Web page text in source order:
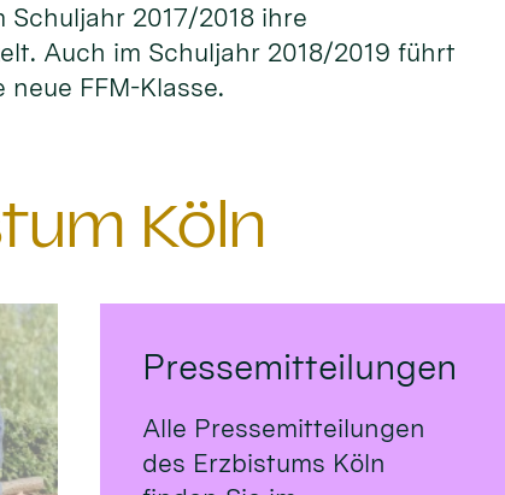
2017/2018 ihre
Auch im Schuljahr 2018/2019 führt
FFM-Klasse.
Köln
Pressemitteilungen
Alle Pressemitteilungen
des Erzbistums Köln